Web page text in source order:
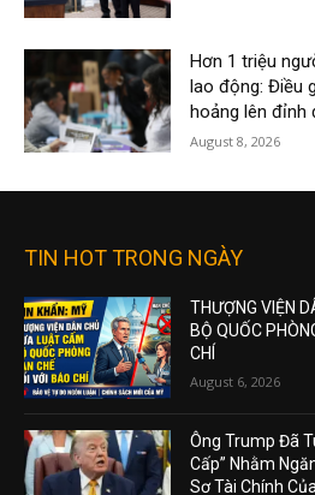
Hơn 1 triệu
lao động: Điều
hoảng lên đỉnh
August 8, 2026
TIN HOT TRONG NGÀY
THƯỢNG VIỆN
BỘ QUỐC
CHÍ
August 6, 2026
Ông Trump Đã
Cấp” Nhằm
Sơ Tài Chính